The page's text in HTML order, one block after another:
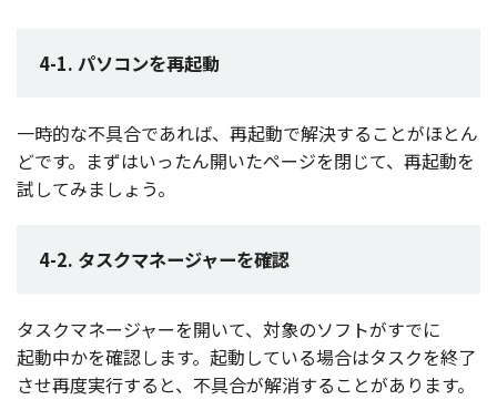
4-1. パソコンを再起動
一時的な不具合であれば、 再起動で解決することがほとん
どです。まずはいったん開いたページを閉じて、 再起動を
試してみましょう。
4-2. タスクマネージャーを確認
タスクマネージャーを開いて、 対象のソフトがすでに
起動中かを確認します。 起動している場合はタスクを終了
させ再度実行すると、 不具合が解消することがあります。